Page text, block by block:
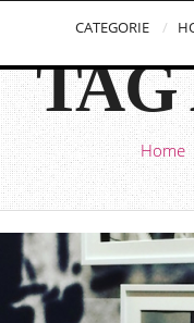
CATEGORIE
Home